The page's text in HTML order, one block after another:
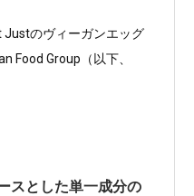
Justのヴィーガンエッグ
Food Group（以下、
スとした単一成分の